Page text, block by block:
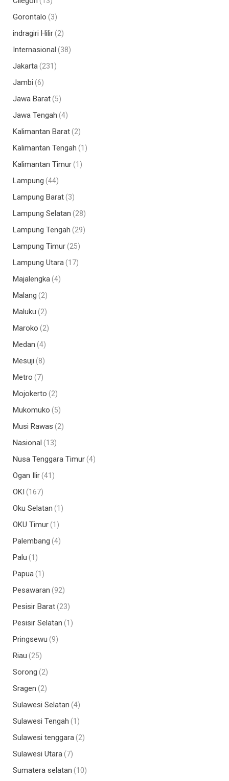
Gorontalo (3)
indragiri Hilir(2)
Internasional (38)
Jakarta(231)
Jambi (6)
Jawa Barat(5)
Jawa Tengah (4)
Kalimantan Barat(2)
Kalimantan Tengah (1)
Kalimantan Timur(1)
Lampung (44)
Lampung Barat(3)
Lampung Selatan (28)
Lampung Tengah (29)
Lampung Timur(25)
Lampung Utara(17)
Majalengka(4)
Malang (2)
Maluku (2)
Maroko (2)
Medan (4)
Mesuji (8)
Metro (7)
Mojokerto (2)
Mukomuko (5)
Musi Rawas (2)
Nasional (13)
Nusa Tenggara Timur(4)
Ogan Ilir(41)
OKI (167)
Oku Selatan (1)
OKU Timur(1)
Palembang (4)
Palu (1)
Papua(1)
Pesawaran (92)
Pesisir Barat(23)
Pesisir Selatan (1)
Pringsewu (9)
Riau (25)
Sorong (2)
Sragen (2)
Sulawesi Selatan (4)
Sulawesi Tengah (1)
Sulawesi tenggara(2)
Sulawesi Utara(7)
Sumatera selatan (10)